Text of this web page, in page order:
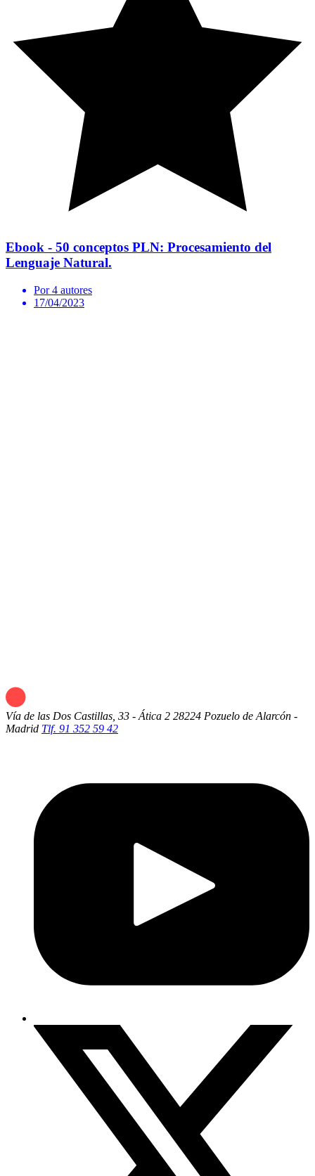
Ebook - 50 conceptos PLN: Procesamiento del
Lenguaje Natural.
Por 4 autores
17/04/2023
Vía de las Dos Castillas, 33 - Ática 2 28224 Pozuelo de Alarcón -
Madrid Tlf. 91 352 59 42